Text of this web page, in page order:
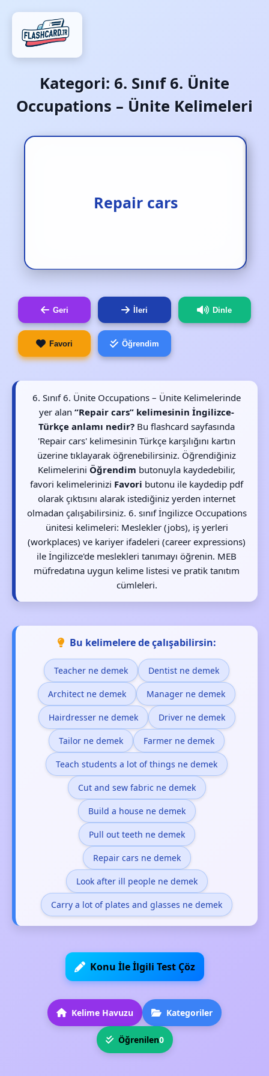
Kategori: 6. Sınıf 6. Ünite
Occupations – Ünite Kelimeleri
Repair cars
Arabaları tamir etmek
Geri İleri Dinle
Favori Öğrendim
6. Sınıf 6. Ünite Occupations – Ünite Kelimelerinde
yer alan“Repair cars” kelimesinin İngilizce-
Türkçe anlamı nedir? Bu flashcard sayfasında
'Repair cars' kelimesinin Türkçe karşılığını kartın
üzerine tıklayarak öğrenebilirsiniz. Öğrendiğiniz
Kelimelerini Öğrendim butonuyla kaydedebilir,
favori kelimelerinizi Favori butonu ile kaydedip pdf
olarak çıktısını alarak istediğiniz yerden internet
olmadan çalışabilirsiniz. 6. sınıf İngilizce Occupations
ünitesi kelimeleri: Meslekler (jobs), iş yerleri
(workplaces) ve kariyer ifadeleri (career expressions)
ile İngilizce'de meslekleri tanımayı öğrenin. MEB
müfredatına uygun kelime listesi ve pratik tanıtım
cümleleri.
Bu kelimelere de çalışabilirsin:
Teacher ne demek Dentist ne demek
Architect ne demek Manager ne demek
Hairdresser ne demek Driver ne demek
Tailor ne demek Farmer ne demek
Teach students a lot of things ne demek
Cut and sew fabric ne demek
Build a house ne demek
Pull out teeth ne demek
Repair cars ne demek
Look after ill people ne demek
Carry a lot of plates and glasses ne demek
Konu İle İlgili Test Çöz
Kelime Havuzu Kategoriler
Öğrenilen0